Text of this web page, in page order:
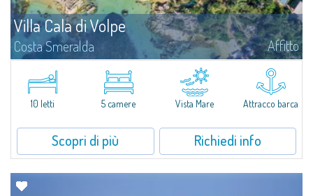
Villa Cala di Volpe
Costa Smeralda Affitto
Vi diamo il benvenuto a Villa Cala di Volpe, straordinaria proprietà fronte
mare e vera e propria penisola privata di circa 6.000 metri quadrati lungo
le coste cristalline della prestigiosa Baia Cala di Volpe, a due...
10 letti 5 camere Vista Mare Attracco barca
Scopri di più Richiedi info